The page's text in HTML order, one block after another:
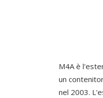
M4A è
un
nel 2003.